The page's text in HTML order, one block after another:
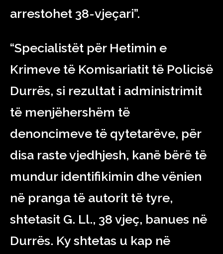
arrestohet 38-vjeçari”.
“Specialistët për Hetimin e
Krimeve të Komisariatit të Policisë
Durrës, si rezultat i administrimit
të menjëhershëm të
denoncimeve të qytetarëve, për
disa raste vjedhjesh, kanë bërë të
mundur identifikimin dhe vënien
në pranga të autorit të tyre,
shtetasit G. Ll., 38 vjeç, banues në
Durrës. Ky shtetas u kap në